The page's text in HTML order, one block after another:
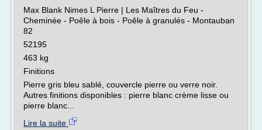
Max Blank Nimes L Pierre | Les Maîtres du Feu -
Cheminée - Poêle à bois - Poêle à granulés - Montauban
82
52195
463 kg
Finitions
Pierre gris bleu sablé, couvercle pierre ou verre noir.
Autres finitions disponibles : pierre blanc crème lisse ou
pierre blanc...
Lire la suite